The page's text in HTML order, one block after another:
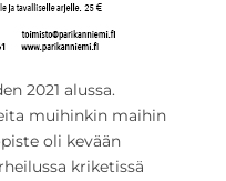
2021 alussa.
muihinkin maihin
oli kevään
kriketissä